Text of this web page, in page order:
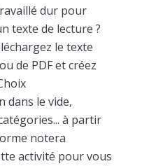
dur pour
texte de lecture ?
le texte
de PDF et créez
dans le vide,
à partir
notera
activité pour vous